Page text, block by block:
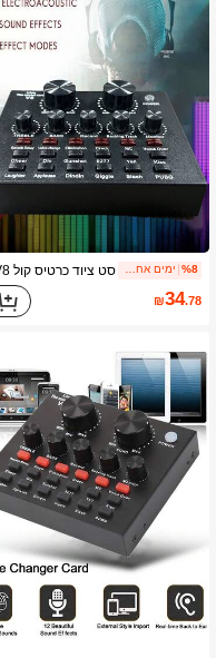
%8 ימים אחרונים 1 סט ציוד כרטיס קול V8 מלא לטלפון נייד ומחשב נייד, הקלטה, שירה KTV, שידור חי, כולל זרוע תמיכה, רשת אנטי-פופ וקבל, לסטודיו הקלטה, אוניברסלי
₪34.78